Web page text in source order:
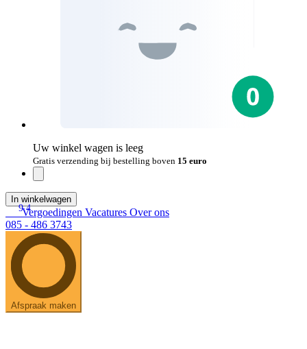
Uw winkel wagen is leeg
Gratis verzending bij bestelling boven 15 euro
In winkelwagen
9.4
Vergoedingen Vacatures Over ons
085 - 486 3743
Afspraak maken